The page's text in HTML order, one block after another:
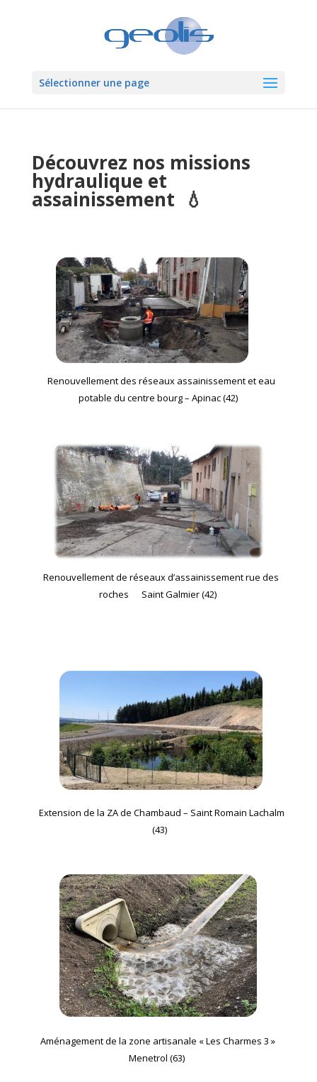
Sélectionner une page
Découvrez nos missions
hydraulique et
assainissement 💧​
Renouvellement des réseaux assainissement et eau
potable du centre bourg – Apinac (42)
Renouvellement de réseaux d’assainissement rue des
roches
Saint Galmier(42)
Extension de la ZA de Chambaud – Saint Romain Lachalm
(43)
Aménagement de la zone artisanale «Les Charmes 3 »
Menetrol (63)